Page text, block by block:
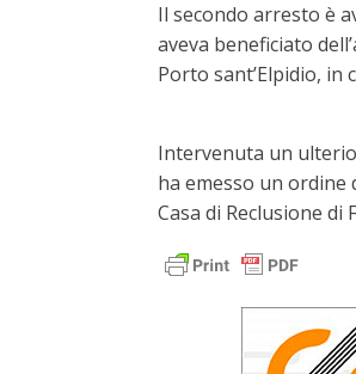
Il secondo arresto è
aveva beneficiato
Porto sant’Elpidio,
Intervenuta un
ha emesso un ordine
Casa di Reclusione di